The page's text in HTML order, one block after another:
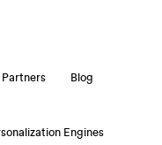
Partners Blog
Engines